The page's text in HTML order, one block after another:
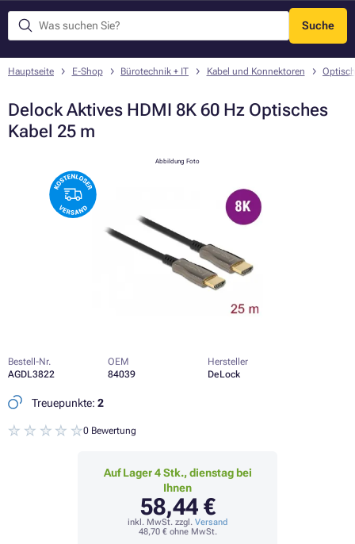
Suche
Menü
Hauptseite E-Shop Bürotechnik + IT Kabel und Konnektoren
Delock Aktives HDMI 8K 60 Hz Optisches
Kabel 25 m
Abbildung Foto
Bestell-Nr.
AGDL3822
OEM
84039
Hersteller
DeLock
Treuepunkte: 2
0 Bewertung
Auf Lager 4 Stk., dienstag bei
Ihnen
58,44 €
inkl. MwSt. zzgl. Versand
48,70 €ohne MwSt.